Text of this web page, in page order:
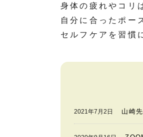
身体の疲れやコリ
自分に合ったポー
セルフケアを習慣
2021年7月2日 山崎